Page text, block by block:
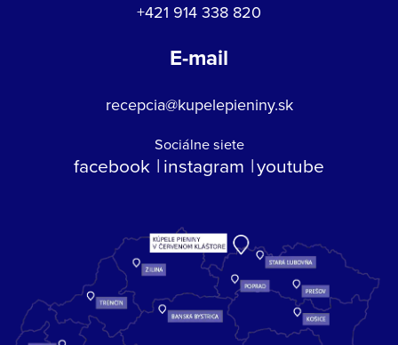
+421 914 338 820
E-mail
recepcia@kupelepieniny.sk
Sociálne siete
facebook instagram youtube